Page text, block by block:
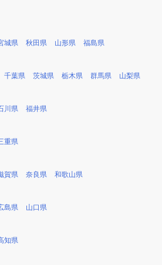
城県 秋田県 山形県 福島県
千葉県 茨城県 栃木県 群馬県 山梨県
川県 福井県
重県
賀県 奈良県 和歌山県
島県 山口県
知県